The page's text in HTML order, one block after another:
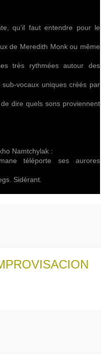
qu’il faut entendre pour le
de Meredith Monk ou même
très rythmées autour des
vocaux uniques créés par
dire quels sons proviennent
Namtchylak :
téléporte ses aurores
Sidérant.